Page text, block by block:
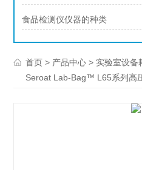
食品检测仪仪器的种类
首页 > 产品中心 > 实验室设备
Seroat Lab-Bag™ L65系列高